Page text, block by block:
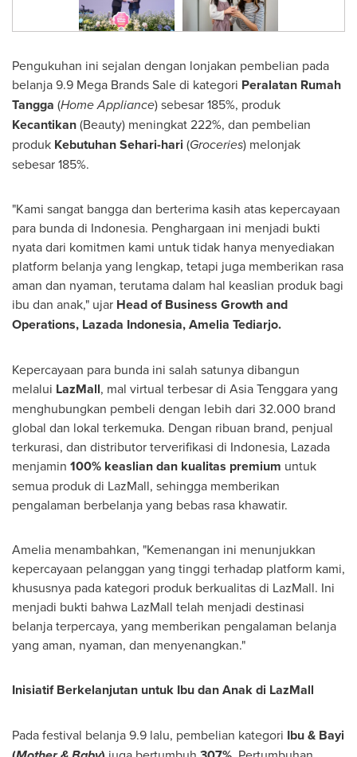
Pengukuhan ini sejalan dengan lonjakan pembelian pada
belanja 9.9 Mega Brands Sale di kategori Peralatan Rumah
Tangga (Home Appliance) sebesar 185%, produk
Kecantikan(Beauty) meningkat 222%, dan pembelian
produk Kebutuhan Sehari-hari (Groceries) melonjak
sebesar 185%.
"Kami sangat bangga dan berterima kasih atas kepercayaan
para bunda di Indonesia. Penghargaan ini menjadi bukti
nyata dari komitmen kami untuk tidak hanya menyediakan
platform belanja yang lengkap, tetapi juga memberikan rasa
aman dan nyaman, terutama dalam hal keaslian produk bagi
ibu dan anak," ujar Head of Business Growth and
Operations, Lazada Indonesia, Amelia Tediarjo.
Kepercayaan para bunda ini salah satunya dibangun
melalui LazMall, mal virtual terbesar di Asia Tenggarayang
menghubungkan pembeli dengan lebih dari 32.000 brand
global dan lokal terkemuka. Dengan ribuan brand, penjual
terkurasi, dan distributor terverifikasi di Indonesia, Lazada
menjamin 100% keaslian dan kualitas premium untuk
semua produk di LazMall, sehingga memberikan
pengalaman berbelanja yang bebas rasa khawatir.
Amelia menambahkan, "Kemenangan ini menunjukkan
kepercayaan pelanggan yang tinggi terhadap platform kami,
khususnya pada kategori produk berkualitas di LazMall. Ini
menjadi bukti bahwa LazMall telah menjadi destinasi
belanja terpercaya, yang memberikan pengalaman belanja
yang aman, nyaman, dan menyenangkan."
Inisiatif Berkelanjutan untuk Ibu dan Anak di LazMall
Pada festival belanja 9.9 lalu, pembelian kategori Ibu & Bayi